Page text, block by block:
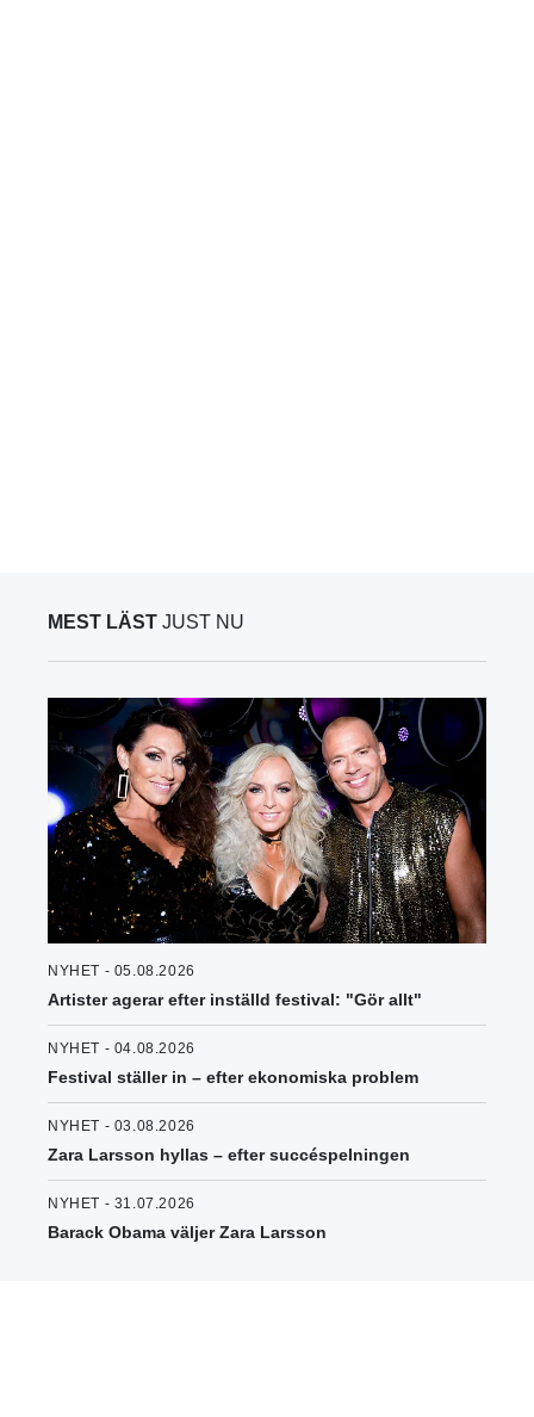
MEST LÄST JUST NU
NYHET - 05.08.2026
Artister agerar efter inställd festival: "Gör allt"
NYHET - 04.08.2026
Festival ställer in – efter ekonomiska problem
NYHET - 03.08.2026
Zara Larsson hyllas – efter succéspelningen
NYHET - 31.07.2026
Barack Obama väljer Zara Larsson